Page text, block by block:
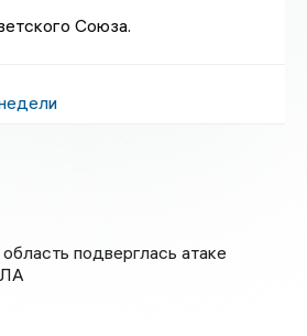
Союза.
подверглась атаке